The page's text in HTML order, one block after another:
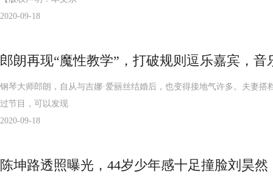
2020-09-18
郎朗再现“魔性教学”，打破规则逗乐嘉宾，
钢琴大师郎朗，自从与吉娜·爱丽丝结婚后，也变得接地气许多。夫妻
过节目，可以发现
2020-09-18
陈坤路透照曝光，44岁少年感十足撞脸刘昊